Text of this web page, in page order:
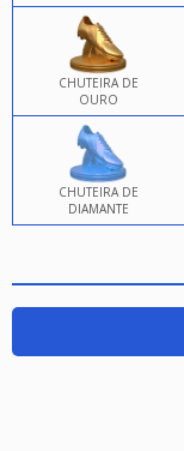
CHUTEIRA DE
OURO
CHUTEIRA DE
DIAMANTE